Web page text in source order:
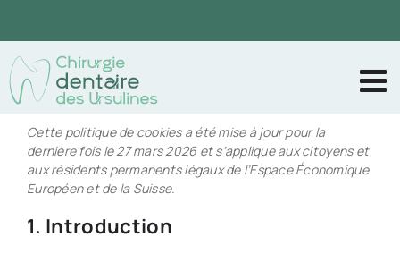
contenu
Cette politique de cookies a été mise à jour pour la
dernière fois le 27 mars 2026 et s’applique aux citoyens et
aux résidents permanents légaux de l’Espace Économique
Européen et de la Suisse.
1. Introduction